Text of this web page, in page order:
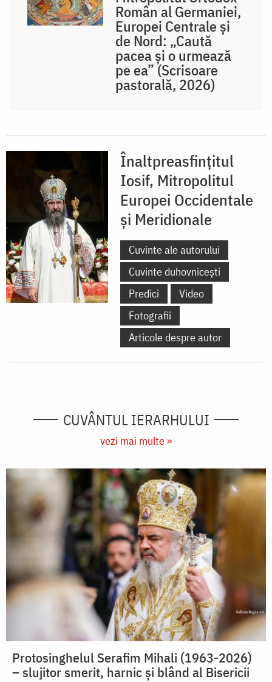
Român al Germaniei,
Europei Centrale și
de Nord: „Caută
pacea și o urmează
pe ea” (Scrisoare
pastorală, 2026)
Înaltpreasfințitul
Iosif, Mitropolitul
Europei Occidentale
și Meridionale
Cuvinte ale autorului
Cuvinte duhovnicești
Predici
Video
Fotografii
Articole despre autor
CUVÂNTUL IERARHULUI
vezi mai multe »
Protosinghelul Serafim Mihali (1963-2026)
– slujitor smerit, harnic și blând al Bisericii